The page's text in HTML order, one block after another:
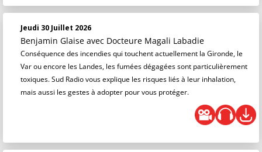
Jeudi 30 Juillet 2026
Benjamin Glaise avec Docteure Magali Labadie
Conséquence des incendies qui touchent actuellement la Gironde, le
Var ou encore les Landes, les fumées dégagées sont particulièrement
toxiques. Sud Radio vous explique les risques liés à leur inhalation,
mais aussi les gestes à adopter pour vous protéger.